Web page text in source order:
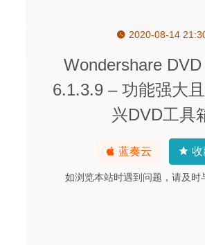
2020-08-14
Wondershare
6.1.3.9 – 功能强大
兴DVD工具
蓝奏云 收
如浏览本站时遇到问题，请及时
Athentech Perfectly Clear Complete
Softorino YouTube Converter PRO
与格式转换工具 2025-10-29
Duplicate File Remover Pro 5.8.1 – 重
Timemator 2.5 中文版-时间自动跟踪工